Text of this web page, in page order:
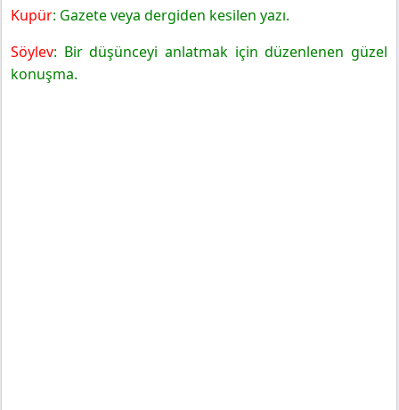
Kupür: Gazete veya dergiden kesilen yazı.
Söylev: Bir düşünceyi anlatmak için düzenlenen güzel
konuşma.